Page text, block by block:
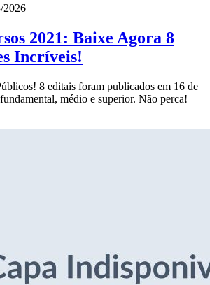
2026
2021: Baixe Agora 8
Incríveis!
8 editais foram publicados em 16 de
médio e superior. Não perca!